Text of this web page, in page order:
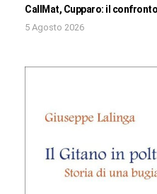
CallMat, Cupparo: il
5 Agosto 2026